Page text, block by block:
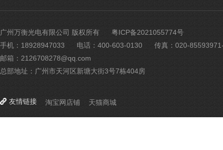
广州万衡光电有限公司 版权所有
粤ICP备2021055774号
手机：18928947033
电话：400-603-0130
传真：020-
邮箱：2126708278@qq.com
总部地址：广州市天河区新塘大街3号7栋404房
友情链接 淘宝网店铺 天猫商城